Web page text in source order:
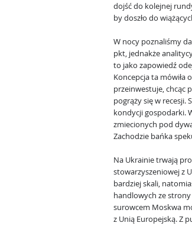
dojść do kolejnej
by doszło do
W nocy poznaliśmy
pkt, jednakże
to jako zapowiedź
Koncepcja ta mówiła
przeinwestuje, chcąc
pogrąży się w recesji.
kondycji gospodarki.
zmiecionych pod
Zachodzie bańka
Na Ukrainie trwają
stowarzyszeniowej z
bardziej skali,
handlowych ze
surowcem Moskwa
z Unią Europejską. Z